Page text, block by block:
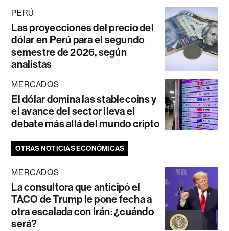
PERÚ
Las proyecciones del precio del
dólar en Perú para el segundo
semestre de 2026, según
analistas
MERCADOS
El dólar domina las stablecoins y
el avance del sector lleva el
debate más allá del mundo cripto
OTRAS NOTICIAS ECONÓMICAS
MERCADOS
La consultora que anticipó el
TACO de Trump le pone fecha a
otra escalada con Irán: ¿cuándo
será?